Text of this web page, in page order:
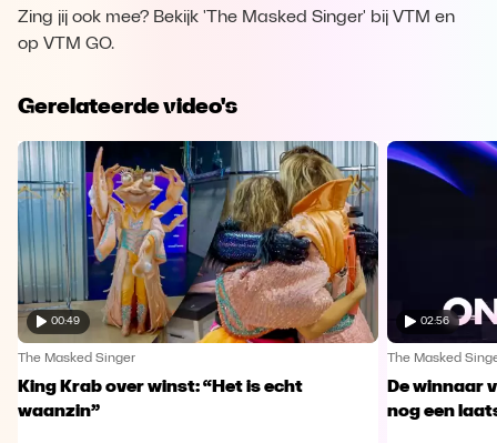
Zing jij ook mee? Bekijk 'The Masked Singer' bij VTM en
op VTM GO.
Gerelateerde video's
00:49
The Masked Singer
King Krab over winst: “Het is echt
waanzin”
02:56
The Masked
De winnaar
nog een